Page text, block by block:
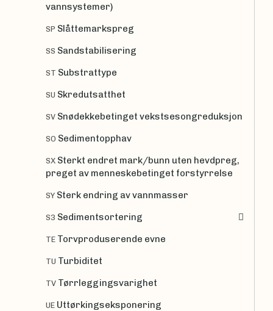
vannsystemer)
SP Slåttemarkspreg
SS Sandstabilisering
ST Substrattype
SU Skredutsatthet
SV Snødekkebetinget vekstsesongreduksjon
SO Sedimentopphav
SX Sterkt endret mark/bunn uten hevdpreg,
preget av menneskebetinget forstyrrelse
SY Sterk endring av vannmasser
S3 Sedimentsortering
TE Torvproduserende evne
TU Turbiditet
TV Tørrleggingsvarighet
UE Uttørkingseksponering